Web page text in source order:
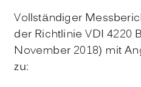
Vollständiger
der Richtlinie VDI 4220
November 2018) mit
zu: